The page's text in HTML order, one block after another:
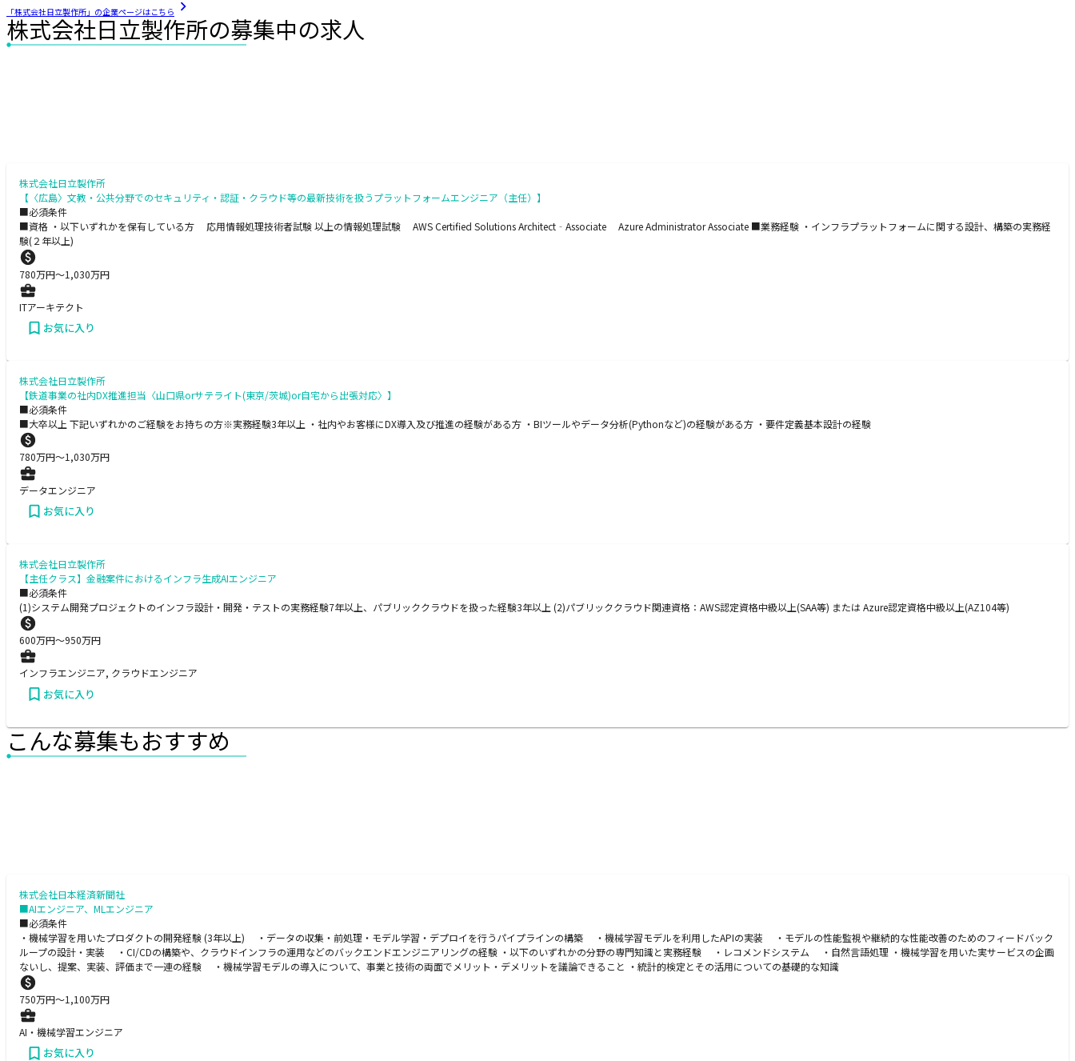
「株式会社日立製作所」の企業ページはこちら
株式会社日立製作所の募集中の求人
株式会社日立製作所
【〈広島〉文教・公共分野でのセキュリティ・認証・クラウド等の最新技術を扱うプラットフォームエンジニア（主任）】
■必須条件
■資格 ・以下いずれかを保有している方 応用情報処理技術者試験 以上の情報処理試験 AWS Certified Solutions Architect‐Associate Azure Administrator Associate ■業務経験 ・インフラプラットフォームに関する設計、構築の実務経
験(２年以上)
780万円〜1,030万円
ITアーキテクト
お気に入り
株式会社日立製作所
【鉄道事業の社内DX推進担当〈山口県orサテライト(東京/茨城)or自宅から出張対応〉】
■必須条件
■大卒以上 下記いずれかのご経験をお持ちの方※実務経験3年以上 ・社内やお客様にDX導入及び推進の経験がある方 ・BIツールやデータ分析(Pythonなど)の経験がある方 ・要件定義基本設計の経験
780万円〜1,030万円
データエンジニア
お気に入り
株式会社日立製作所
【主任クラス】金融案件におけるインフラ生成AIエンジニア
■必須条件
(1)システム開発プロジェクトのインフラ設計・開発・テストの実務経験7年以上、パブリッククラウドを扱った経験3年以上 (2)パブリッククラウド関連資格：AWS認定資格中級以上(SAA等) または Azure認定資格中級以上(AZ104等)
600万円〜950万円
インフラエンジニア, クラウドエンジニア
お気に入り
こんな募集もおすすめ
株式会社日本経済新聞社
■AIエンジニア、MLエンジニア
■必須条件
・機械学習を用いたプロダクトの開発経験 (3年以上) ・データの収集・前処理・モデル学習・デプロイを行うパイプラインの構築 ・機械学習モデルを利用したAPIの実装 ・モデルの性能監視や継続的な性能改善のためのフィードバック
ループの設計・実装 ・CI/CDの構築や、クラウドインフラの運用などのバックエンドエンジニアリングの経験 ・以下のいずれかの分野の専門知識と実務経験 ・レコメンドシステム ・自然言語処理 ・機械学習を用いた実サービスの企画
ないし、提案、実装、評価まで一連の経験 ・機械学習モデルの導入について、事業と技術の両面でメリット・デメリットを議論できること ・統計的検定とその活用についての基礎的な知識
750万円〜1,100万円
AI・機械学習エンジニア
お気に入り